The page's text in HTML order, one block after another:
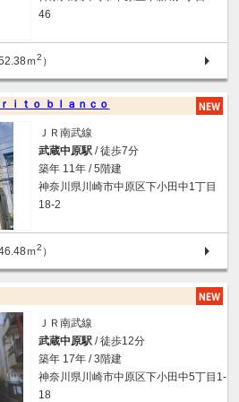
46
ｍ2 ）
ｉｔｏ ｂｌａｎｃｏ
ＪＲ南武線
武蔵中原駅 / 徒歩7分
築年 11年 / 5階建
神奈川県川崎市中原区下小田中1丁目
18-2
ｍ2 ）
ＪＲ南武線
武蔵中原駅 / 徒歩12分
築年 17年 / 3階建
神奈川県川崎市中原区下小田中5丁目1-
18